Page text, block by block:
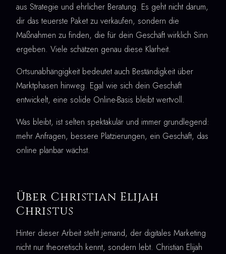
aus Strategie und ehrlicher Beratung. Es geht nicht darum,
dir das teuerste Paket zu verkaufen, sondern die
Maßnahmen zu finden, die für dein Geschäft wirklich Sinn
ergeben. Viele schätzen genau diese Klarheit.
Ortsunabhängigkeit bedeutet auch Beständigkeit über
Marktphasen hinweg. Egal wie sich dein Geschäft
entwickelt, eine solide Online-Basis bleibt wertvoll.
Was bleibt, ist selten spektakulär und immer grundlegend:
mehr Anfragen, bessere Platzierungen, ein Geschäft, das
online planbar wächst.
Über Christian Elijah
Christus
Hinter dieser Arbeit steht jemand, der digitales Marketing
nicht nur theoretisch kennt, sondern lebt. Christian Elijah